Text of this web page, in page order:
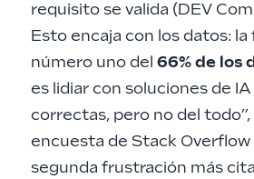
requisito se valida (DEV
Esto encaja con los datos:
número uno del 66% de los
es lidiar con soluciones de IA
correctas, pero no del todo”,
encuesta de Stack Overflow
segunda frustración más